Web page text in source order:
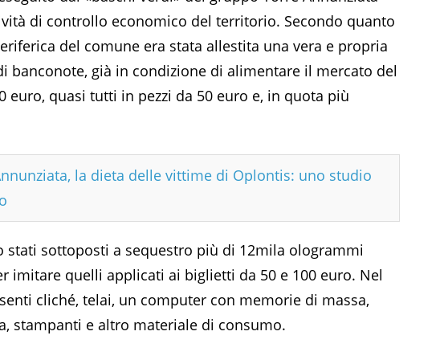
di controllo economico del territorio. Secondo quanto
del comune era stata allestita una vera e propria
banconote, già in condizione di alimentare il mercato del
euro, quasi tutti in pezzi da 50 euro e, in quota più
la dieta delle vittime di Oplontis: uno studio
stati sottoposti a sequestro più di 12mila ologrammi
imitare quelli applicati ai biglietti da 50 e 100 euro. Nel
cliché, telai, un computer con memorie di massa,
stampanti e altro materiale di consumo.